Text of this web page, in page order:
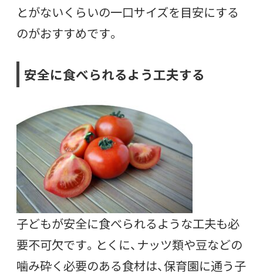
とがないくらいの一口サイズを目安にする
のがおすすめです。
安全に食べられるよう工夫する
子どもが安全に食べられるような工夫も必
要不可欠です。とくに、ナッツ類や豆などの
噛み砕く必要のある食材は、保育園に通う子